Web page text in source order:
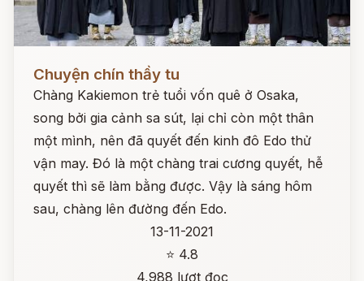
Chuyện chín thầy tu
Chàng Kakiemon trẻ tuổi vốn quê ở Osaka,
song bởi gia cảnh sa sút, lại chỉ còn một thân
một mình, nên đã quyết đến kinh đô Edo thử
vận may. Đó là một chàng trai cương quyết, hễ
quyết thì sẽ làm bằng được. Vậy là sáng hôm
sau, chàng lên đường đến Edo.
13-11-2021
⭐ 4.8
4,988 lượt đọc